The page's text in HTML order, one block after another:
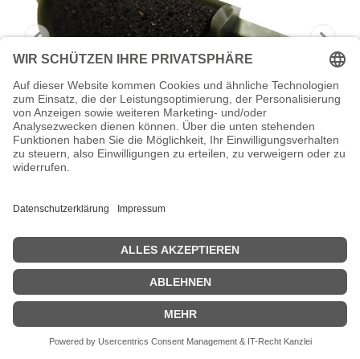
Canon CP-16-II - Blau - Tintenrolle - für
Canon
Canon CP-16-II - Blau - Tintenrolle - für Canon P1DH, P40DII
Zeige Preise inklusiv MwSt. (Brutto)
8,73€ inkl. MwSt.